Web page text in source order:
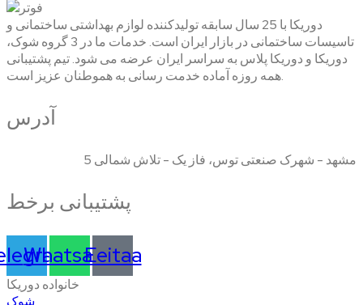
دوریکا با 25 سال سابقه تولیدکننده لوازم بهداشتی ساختمانی و
تاسیسات ساختمانی در بازار ایران است. خدمات ما در 3 گروه شوک،
دوریکا و دوریکا پلاس به سراسر ایران عرضه می شود. تیم پشتیبانی
همه روزه آماده خدمت رسانی به هموطنان عزیز است.
آدرس
مشهد - شهرک صنعتی توس، فاز یک - تلاش شمالی 5
پشتیبانی برخط
Whatsapp
Eeitaa
خانواده دوریکا
شوک